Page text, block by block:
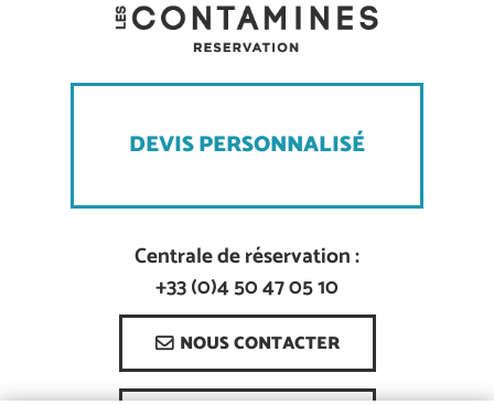
DEVIS PERSONNALISÉ
Centrale de réservation :
+33 (0)4 50 47 05 10
NOUS CONTACTER